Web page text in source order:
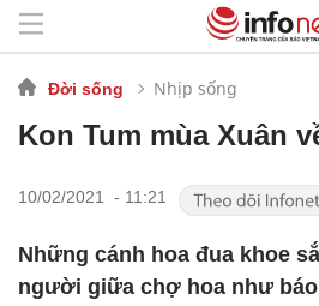
Đời sống Nhịp sống
Kon Tum mùa Xuân
10/02/2021 - 11:21
Những cánh hoa đua khoe
người giữa chợ hoa như